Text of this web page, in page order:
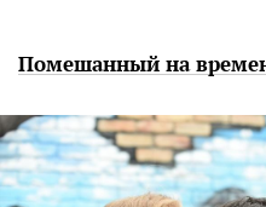
Помешанный на